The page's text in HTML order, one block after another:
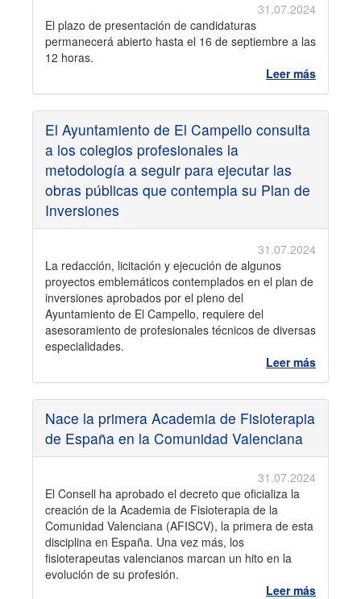
31.07.2024
El plazo de presentación de candidaturas
permanecerá abierto hasta el 16 de septiembre a las
12 horas.
Leer más
El Ayuntamiento de El Campello consulta
a los colegios profesionales la
metodología a seguir para ejecutar las
obras públicas que contempla su Plan de
Inversiones
31.07.2024
La redacción, licitación y ejecución de algunos
proyectos emblemáticos contemplados en el plan de
inversiones aprobados por el pleno del
Ayuntamiento de El Campello, requiere del
asesoramiento de profesionales técnicos de diversas
especialidades.
Leer más
Nace la primera Academia de Fisioterapia
de España en la Comunidad Valenciana
31.07.2024
El Consell ha aprobado el decreto que oficializa la
creación de la Academia de Fisioterapia de la
Comunidad Valenciana (AFISCV), la primera de esta
disciplina en España. Una vez más, los
fisioterapeutas valencianos marcan un hito en la
evolución de su profesión.
Leer más